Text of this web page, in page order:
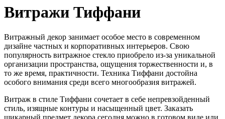
Витражи Тиффани
Витражный декор занимает особое место в современном
дизайне частных и корпоративных интерьеров. Свою
популярность витражное стекло приобрело из-за уникальной
организации пространства, ощущения торжественности и, в
то же время, практичности. Техника Тиффани достойна
особого внимания среди всего многообразия витражей.
Витраж в стиле Тиффани сочетает в себе непревзойденный
стиль, изящные контуры и насыщенный цвет. Заказать
шикарный предмет декора сегодня можно в готовом виде или